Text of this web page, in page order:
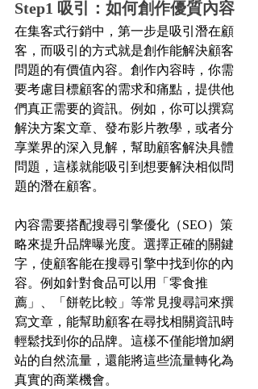
Step1 吸引：如何創作優質內容
在集客式行銷中，第一步是吸引潛在顧
客，而吸引的方式就是創作能解決顧客
問題的有價值內容。創作內容時，你需
要考慮目標顧客的需求和痛點，提供他
們真正需要的資訊。例如，你可以撰寫
解決方案文章、發布影片教學，或者分
享業界的深入見解，幫助顧客解決具體
問題，這樣就能吸引到想要解決相似問
題的潛在顧客。
內容需要搭配搜尋引擎優化（SEO）策
略來提升品牌曝光度。選擇正確的關鍵
字，使顧客能在搜尋引擎中找到你的內
容。例如針對食品可以用「零食推
薦」、「餅乾比較」等常見搜尋詞來撰
寫文章，能幫助顧客在尋找相關資訊時
輕鬆找到你的品牌。這樣不僅能增加網
站的自然流量，還能將這些流量轉化為
真實的商業機會。